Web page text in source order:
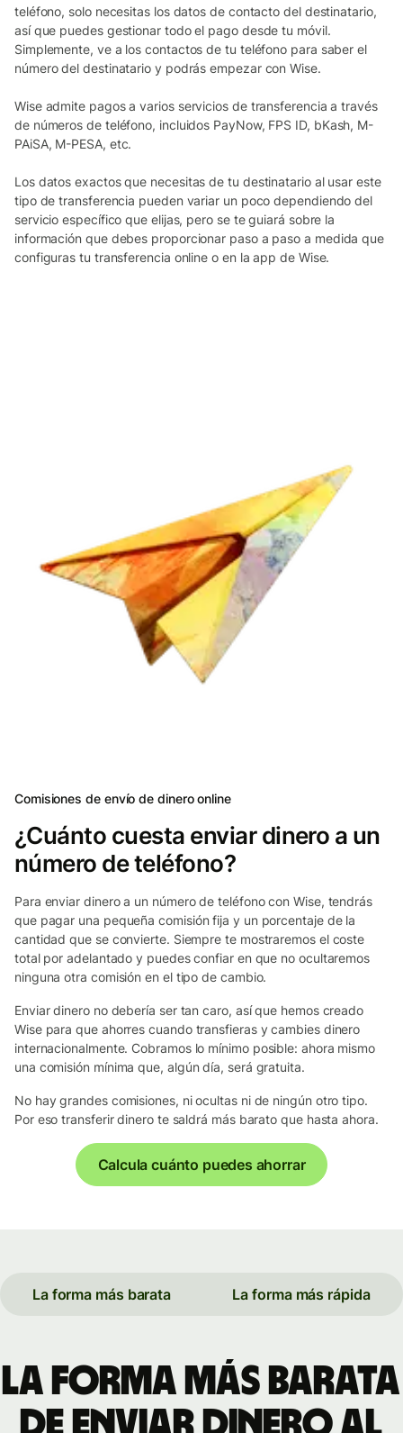
teléfono, solo necesitas los datos de contacto del destinatario,
así que puedes gestionar todo el pago desde tu móvil.
Simplemente, ve a los contactos de tu teléfono para saber el
número del destinatario y podrás empezar con Wise.
Wise admite pagos a varios servicios de transferencia a través
de números de teléfono, incluidos PayNow, FPS ID, bKash, M-
PAiSA, M-PESA, etc.
Los datos exactos que necesitas de tu destinatario al usar este
tipo de transferencia pueden variar un poco dependiendo del
servicio específico que elijas, pero se te guiará sobre la
información que debes proporcionar paso a paso a medida que
configuras tu transferencia online o en la app de Wise.
Comisiones de envío de dinero online
¿Cuánto cuesta enviar dinero a un
número de teléfono?
Para enviar dinero a un número de teléfono con Wise, tendrás
que pagar una pequeña comisión fija y un porcentaje de la
cantidad que se convierte. Siempre te mostraremos el coste
total por adelantado y puedes confiar en que no ocultaremos
ninguna otra comisión en el tipo de cambio.
Enviar dinero no debería ser tan caro, así que hemos creado
Wise para que ahorres cuando transfieras y cambies dinero
internacionalmente. Cobramos lo mínimo posible: ahora mismo
una comisión mínima que, algún día, será gratuita.
No hay grandes comisiones, ni ocultas ni de ningún otro tipo.
Por eso transferir dinero te saldrá más barato que hasta ahora.
Calcula cuánto puedes ahorrar
La forma más barata La forma más rápida
La forma más barata